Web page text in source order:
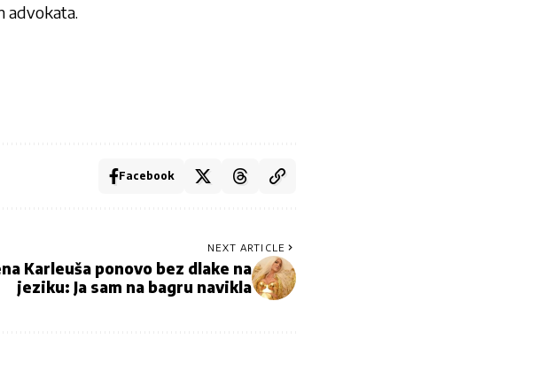
advokata.
Facebook
NEXT ARTICLE
Karleuša ponovo bez dlake na
jeziku: Ja sam na bagru navikla